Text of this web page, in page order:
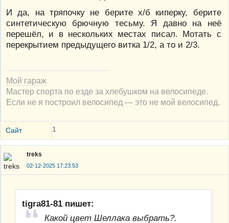
И да, на тряпочку не берите х/б киперку, берите
синтетическую брючную тесьму. Я давно на неё
перешёл, и в нескольких местах писал. Мотать с
перекрытием предыдущего витка 1/2, а то и 2/3.
Мой гараж
Мастер спорта по езде за хлебушком на велосипеде.
Если не я построил велосипед — это не мой велосипед.
Сайт 1
treks
02-12-2025 17:23:53
tigra81-81 пишет:
Какой цвет Шеллака выбрать?.